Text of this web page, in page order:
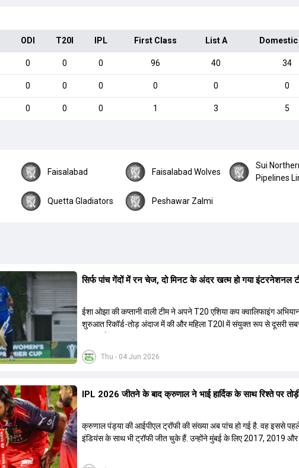
ODI T20I IPL First Class List A
0 0 0 96 40 34
0 0 0 0 0 0
0 0 0 1 3 5
Faisalabad Faisalabad Wolves
Sui
Pipelines
Quetta Gladiators Peshawar Zalmi
Thu - 04 Jun 2026
सिर्फ पांच गेंदों में रन चेज, दो मिनट के अंदर खत्म हो गया इंटरनेशनल
ईशा ओझा की कप्तानी वाली टीम ने अपने T20 एशिया कप क्वालिफाइंग
शुरुआत रिकॉर्ड-तोड़ अंदाज में की और महिला T20I में संयुक्त रूप से दूसरी
IPL 2026 जीतने के बाद क्रुणाल ने भाई हार्द‍िक के साथ र‍िश्ते पर
क्रुणाल पंड्या की आईपीएल ट्रॉफी की संख्या अब पांच हो गई है. वह इससे
इंडियंस के साथ भी ट्रॉफी जीत चुके हैं. उन्होंने मुंबई के लिए 2017, 2019